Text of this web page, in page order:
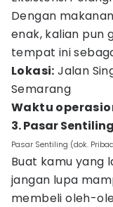
Dengan
enak, kalian pun
tempat ini
Lokasi: Jalan
Semarang
Waktu
3. Pasar Sentiling
Pasar Sentiling (dok.
Buat kamu yang
jangan lupa
membeli oleh-